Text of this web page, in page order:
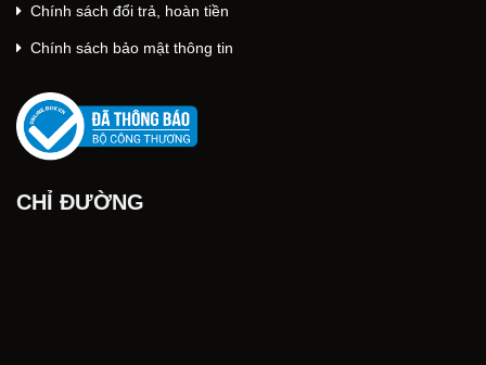
Chính sách đổi trả, hoàn tiền
Chính sách bảo mật thông tin
CHỈ ĐƯỜNG